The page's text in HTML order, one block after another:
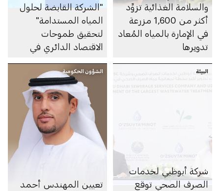
والسلامة الغذائية تزوِّد
أكثر من 1,600 مزرعة
في الإمارة بالمياه المُعاد
تدويرها
"الشركة القابضة لحلول
المياه المستدامة"
لتحقيق طموحات
الاقتصاد الدائري في
البيئة
شركة أبوظبي لخدمات
الصرف الصحي توقع
الشؤون الحكومية
تعيين المهندس أحمد